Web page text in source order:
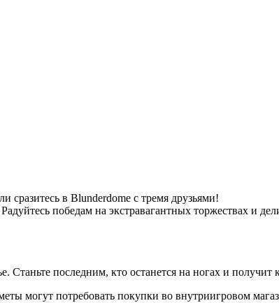
в Blunderdome с тремя друзьями!
победам на экстравагантных торжествах и
Станьте последним, кто останется на ногах и получит
могут потребовать покупки во внутриигровом